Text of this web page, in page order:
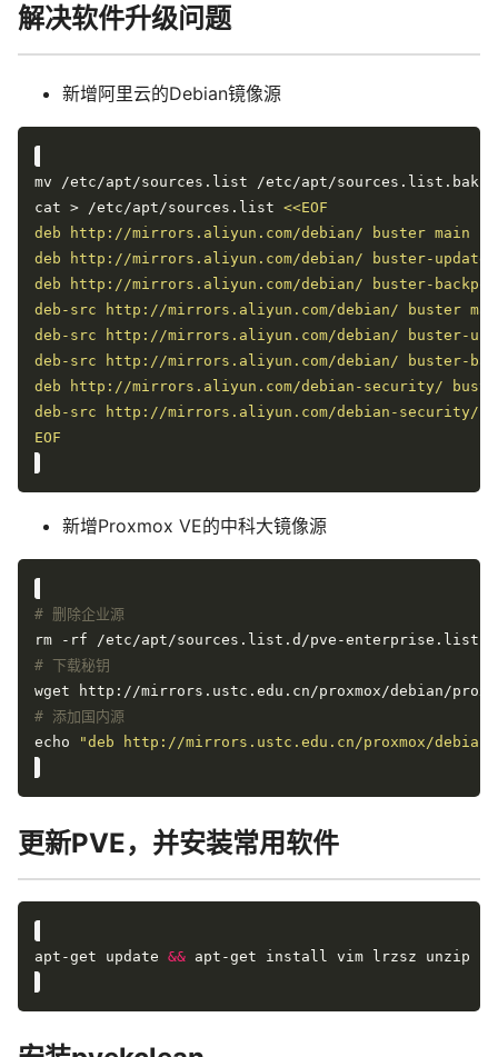
解决软件升级问题
新增阿里云的Debian镜像源
cat > /etc/apt/sources.list
EOF
新增Proxmox VE的中科大镜像源
# 删除企业源
# 下载秘钥
# 添加国内源
echo
"deb http://mirrors.ustc.edu.cn/proxmox/
更新PVE，并安装常用软件
apt-get update && apt-get install vim lrzsz unzip